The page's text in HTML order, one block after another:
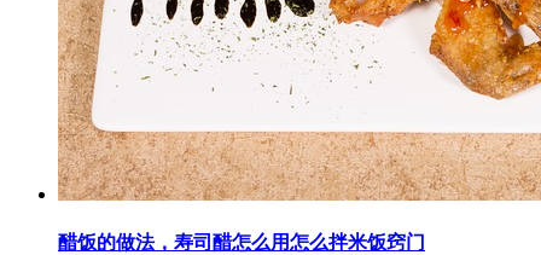
醋饭的做法，寿司醋怎么用怎么拌米饭窍门